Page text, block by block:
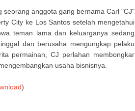
seorang anggota gang bernama Carl "CJ"
City ke Los Santos setelah mengetahui
teman lama dan keluarganya sedang
dan berusaha mengungkap pelaku
permainan, CJ perlahan membongkar
usaha bisnisnya.
)